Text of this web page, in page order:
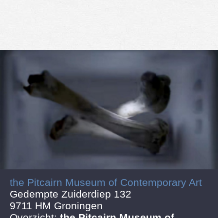
the Pitcairn Museum of Contemporary Art
Gedempte Zuiderdiep 132
9711 HM Groningen